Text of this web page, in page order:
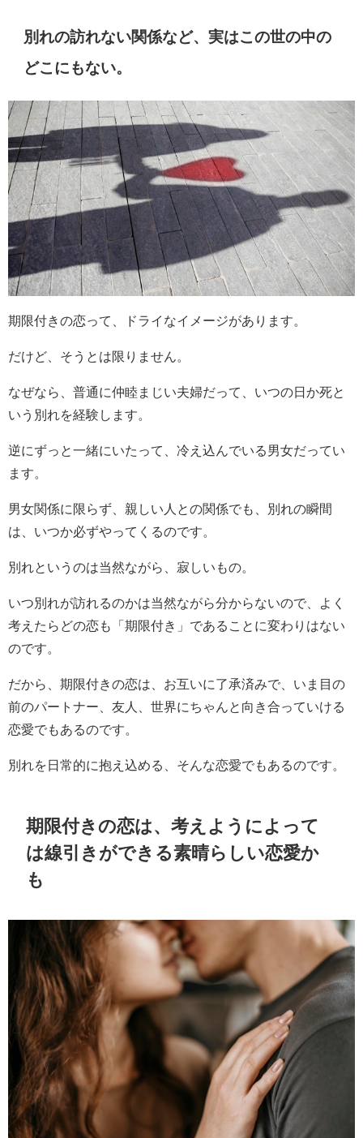
別れの訪れない関係など、実はこの世の中の
どこにもない。
期限付きの恋って、ドライなイメージがあります。
だけど、そうとは限りません。
なぜなら、普通に仲睦まじい夫婦だって、いつの日か死と
いう別れを経験します。
逆にずっと一緒にいたって、冷え込んでいる男女だってい
ます。
男女関係に限らず、親しい人との関係でも、別れの瞬間
は、いつか必ずやってくるのです。
別れというのは当然ながら、寂しいもの。
いつ別れが訪れるのかは当然ながら分からないので、よく
考えたらどの恋も「期限付き」であることに変わりはない
のです。
だから、期限付きの恋は、お互いに了承済みで、いま目の
前のパートナー、友人、世界にちゃんと向き合っていける
恋愛でもあるのです。
別れを日常的に抱え込める、そんな恋愛でもあるのです。
期限付きの恋は、考えようによって
は線引きができる素晴らしい恋愛か
も